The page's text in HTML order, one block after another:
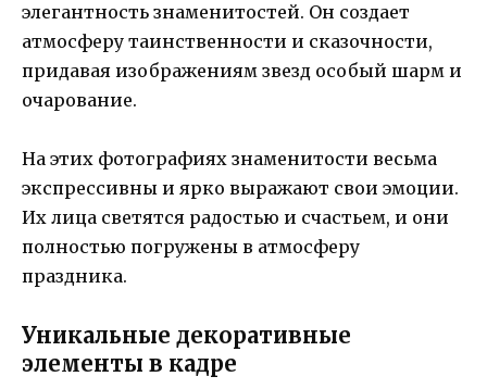
элегантность знаменитостей. Он создает
атмосферу таинственности и сказочности,
придавая изображениям звезд особый шарм и
очарование.
На этих фотографиях знаменитости весьма
экспрессивны и ярко выражают свои эмоции.
Их лица светятся радостью и счастьем, и они
полностью погружены в атмосферу
праздника.
Уникальные декоративные
элементы в кадре